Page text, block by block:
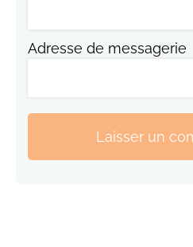
Adresse de messagerie
Laisser un